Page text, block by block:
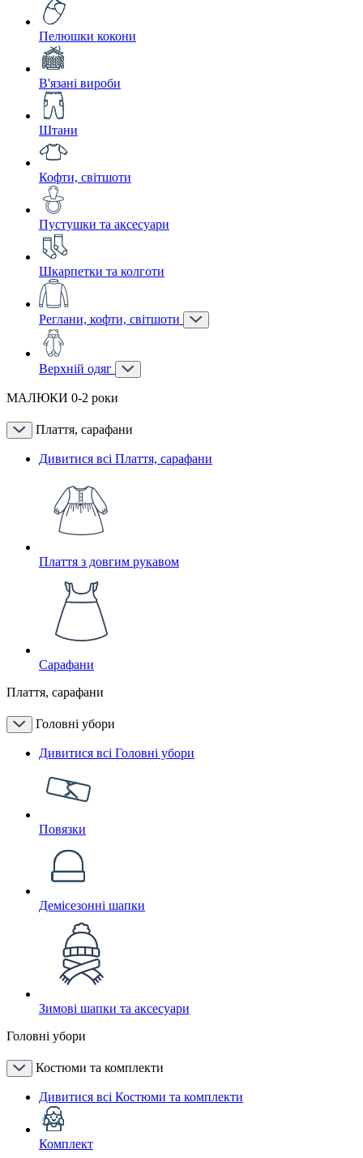
Пелюшки кокони
В'язані вироби
Штани
Кофти, світшоти
Пустушки та аксесуари
Шкарпетки та колготи
Реглани, кофти, світшоти
Верхній одяг
МАЛЮКИ 0-2 роки
Плаття, сарафани
Дивитися всі Плаття, сарафани
Плаття з довгим рукавом
Сарафани
Плаття, сарафани
Головні убори
Дивитися всі Головні убори
Повязки
Демісезонні шапки
Зимові шапки та аксесуари
Головні убори
Костюми та комплекти
Дивитися всі Костюми та комплекти
Комплект